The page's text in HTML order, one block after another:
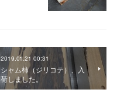
2019.01.21 00:31
シャム柿（ジリコテ）、入
荷しました。